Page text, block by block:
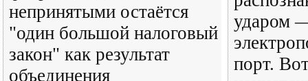
непринятыми остаётся
"один большой налоговый
закон" как результат
объединения
ударом
порт.